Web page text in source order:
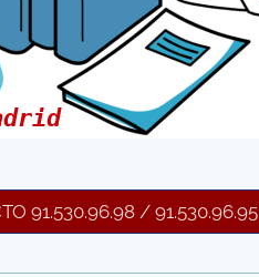
91.530.96.98 / 91.530.96.95